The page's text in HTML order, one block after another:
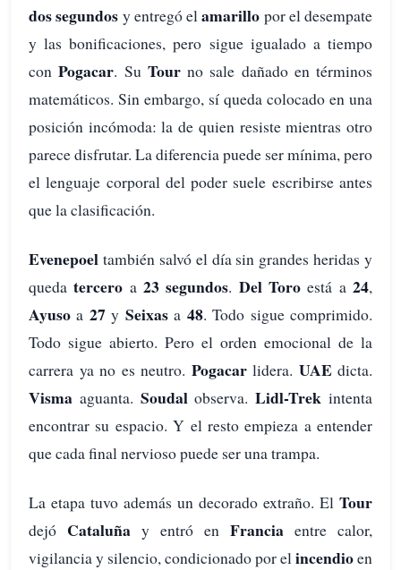
dos segundos y entregó elamarillo por el desempate
y las bonificaciones, pero sigue igualado a tiempo
conPogacar. Su Tourno sale dañado en términos
matemáticos. Sin embargo, sí queda colocado en una
posición incómoda: la de quien resiste mientras otro
parece disfrutar. La diferencia puede ser mínima, pero
el lenguaje corporal del poder suele escribirse antes
que la clasificación.
Evenepoel también salvó el día sin grandes heridas y
quedatercero a23 segundos. Del Toro está a24,
Ayuso a 27y Seixasa 48. Todo sigue comprimido.
Todo sigue abierto. Pero el orden emocional de la
carrera ya no es neutro. Pogacarlidera. UAEdicta.
Visma aguanta. Soudalobserva.Lidl-Trek intenta
encontrar su espacio. Y el resto empieza a entender
que cada final nervioso puede ser una trampa.
La etapa tuvo además un decorado extraño. El Tour
dejó Cataluña y entró en Francia entre calor,
vigilancia y silencio, condicionado por elincendioen